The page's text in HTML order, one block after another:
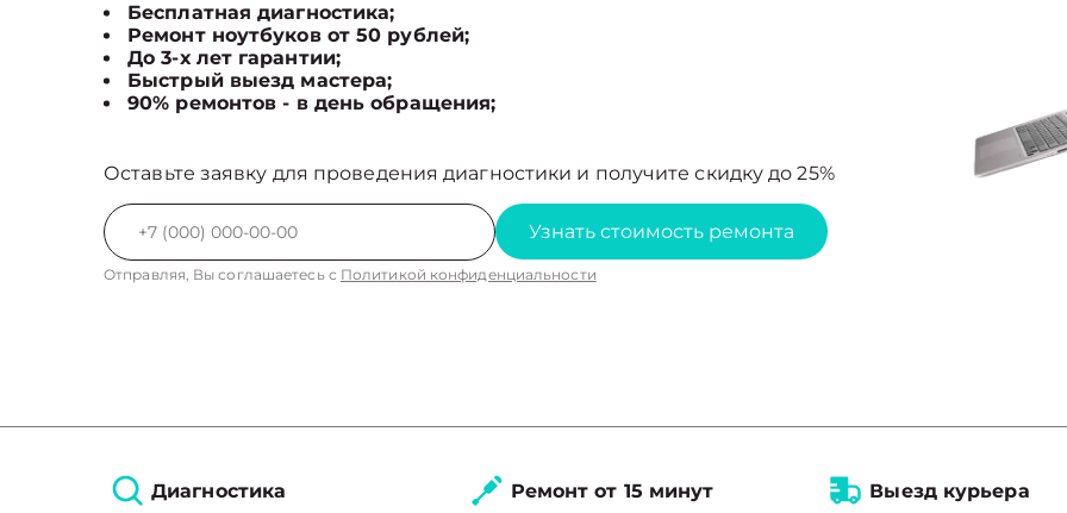
Бесплатная диагностика;
Ремонт ноутбуков от 50 рублей;
До 3-х лет гарантии;
Быстрый выезд мастера;
90% ремонтов - в день обращения;
Оставьте заявку для проведения диагностики и получите скидку до 25%
Узнать стоимость ремонта
Отправляя, Вы соглашаетесь с Политикой конфиденциальности
Диагностика
Ремонт от 15 минут
Выезд курьера